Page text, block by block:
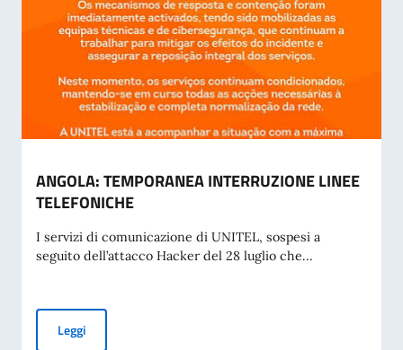
ANGOLA: TEMPORANEA INTERRUZIONE LINEE
TELEFONICHE
I servizi di comunicazione di UNITEL, sospesi a
seguito dell’attacco Hacker del 28 luglio che...
LeggiANGOLA: TEMPORANEA INTERRUZIONE LINEE